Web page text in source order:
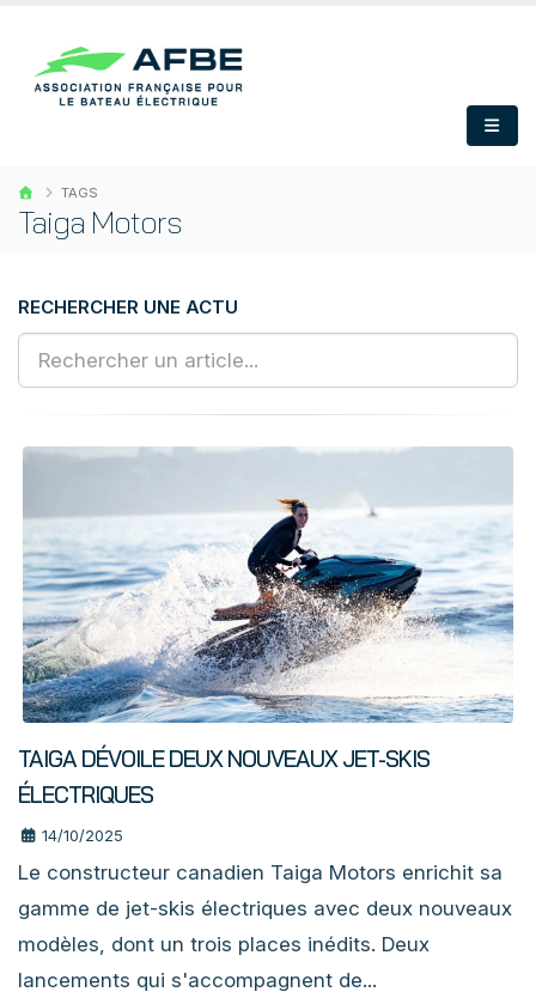
TAGS
Taiga Motors
RECHERCHER UNE ACTU
TAIGA DÉVOILE DEUX NOUVEAUX JET-SKIS
ÉLECTRIQUES
14/10/2025
Le constructeur canadien Taiga Motors enrichit sa
gamme de jet-skis électriques avec deux nouveaux
modèles, dont un trois places inédits. Deux
lancements qui s'accompagnent de...